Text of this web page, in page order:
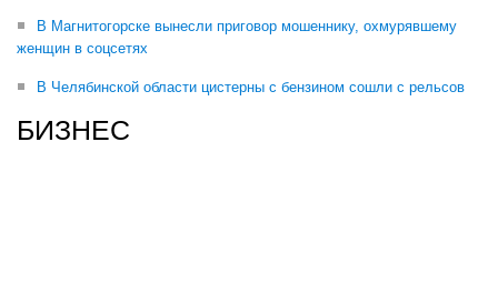
В Магнитогорске вынесли приговор мошеннику, охмурявшему
женщин в соцсетях
В Челябинской области цистерны с бензином сошли с рельсов
БИЗНЕС